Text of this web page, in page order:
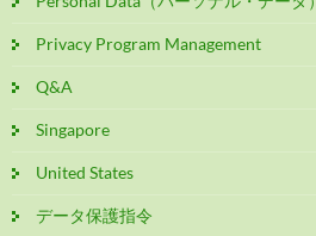
Privacy Program Management
Q&A
Singapore
United States
データ保護指令